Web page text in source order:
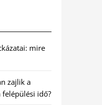
mire
zajlik a
felépülési idő?